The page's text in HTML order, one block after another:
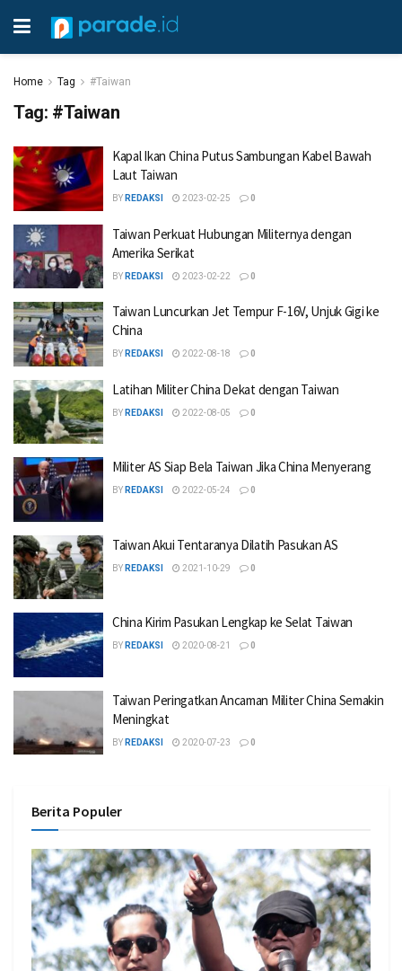
Home Tag #Taiwan
Tag: #Taiwan
Kapal Ikan China Putus Sambungan Kabel Bawah
Laut Taiwan
BY REDAKSI 2023-02-25 0
Taiwan Perkuat Hubungan Militernya dengan
Amerika Serikat
BY REDAKSI 2023-02-22 0
Taiwan Luncurkan Jet Tempur F-16V, Unjuk Gigi ke
China
BY REDAKSI 2022-08-18 0
Latihan Militer China Dekat dengan Taiwan
BY REDAKSI 2022-08-05 0
Militer AS Siap Bela Taiwan Jika China Menyerang
BY REDAKSI 2022-05-24 0
Taiwan Akui Tentaranya Dilatih Pasukan AS
BY REDAKSI 2021-10-29 0
China Kirim Pasukan Lengkap ke Selat Taiwan
BY REDAKSI 2020-08-21 0
Taiwan Peringatkan Ancaman Militer China Semakin
Meningkat
BY REDAKSI 2020-07-23 0
Berita Populer